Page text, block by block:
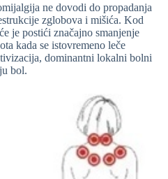
ne dovodi do propadanja
zglobova i mišića. Kod
je postići značajno smanjenje
kada se istovremeno leče
dominantni lokalni bolni
bol.